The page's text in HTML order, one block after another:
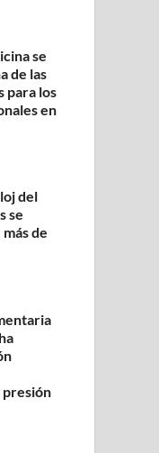
se
de las
para los
en
del
se
de
presión